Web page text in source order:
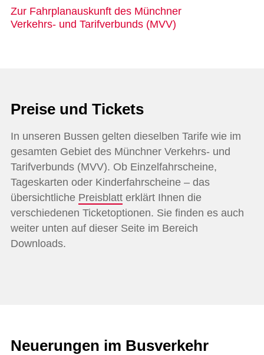
Zur Fahrplanauskunft des Münchner
Verkehrs- und Tarifverbunds (MVV)
Preise und Tickets
In unseren Bussen gelten dieselben Tarife wie im
gesamten Gebiet des Münchner Verkehrs- und
Tarifverbunds (MVV). Ob Einzelfahrscheine,
Tageskarten oder Kinderfahrscheine – das
übersichtliche Preisblatterklärt Ihnen die
verschiedenen Ticketoptionen. Sie finden es auch
weiter unten auf dieser Seite im Bereich
Downloads.
Neuerungen im Busverkehr